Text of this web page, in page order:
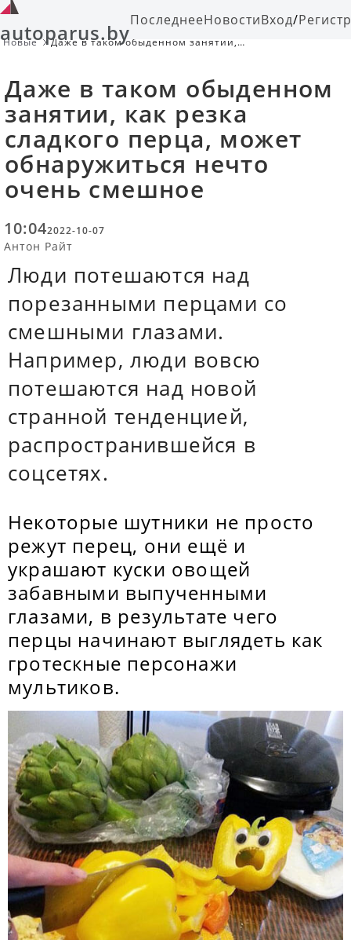
autoparus.byПоследнееНовостиВход/
Новые
Даже в таком обыденном занятии,
смешное
Даже в таком обыденном
занятии, как резка
сладкого перца, может
обнаружиться нечто
очень смешное
10:042022-10-07
Антон Райт
Люди потешаются над
порезанными перцами со
смешными глазами.
Например, люди вовсю
потешаются над новой
странной тенденцией,
распространившейся в
соцсетях.
Некоторые шутники не просто
режут перец, они ещё и
украшают куски овощей
забавными выпученными
глазами, в результате чего
перцы начинают выглядеть как
гротескные персонажи
мультиков.